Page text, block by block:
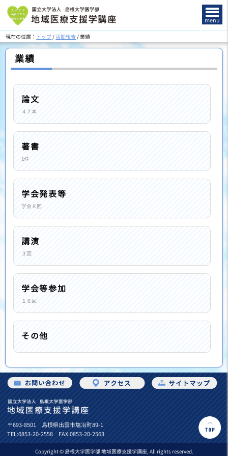
このページの本文へ
menu
現在の位置： トップ/活動報告/業績
業績
論文
４７本
著書
1件
学会発表等
学会８回
講演
３回
学会等参加
１６回
その他
〒693-8501 島根県出雲市塩冶町89-1
TEL:0853-20-2558 FAX:0853-20-2563
Copyright © 島根大学医学部 地域医療支援学講座, All rights reserved.